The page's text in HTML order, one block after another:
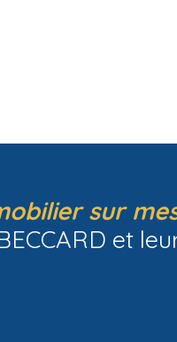
sur
et